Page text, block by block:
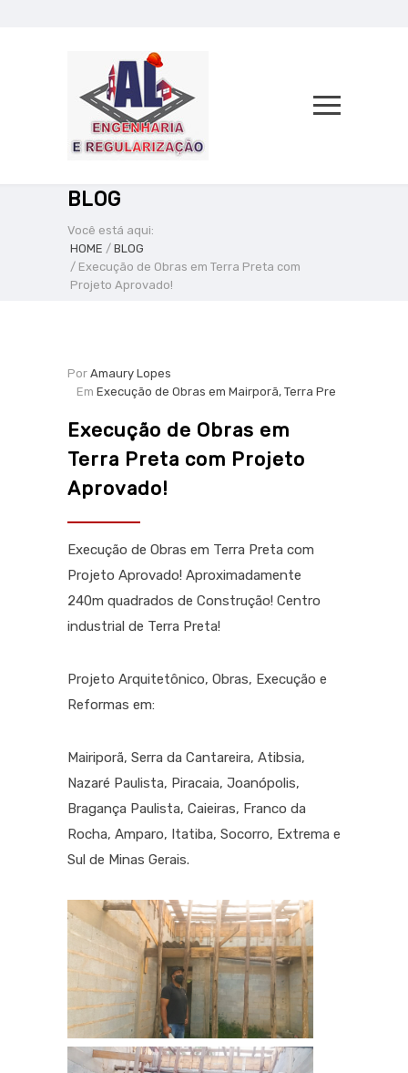
BLOG
Você está aqui:
HOME / BLOG
/ Execução de Obras em Terra Preta com
Projeto Aprovado!
Por Amaury Lopes
Em Execução de Obras em Mairporã, Terra Pre
Execução de Obras em
Terra Preta com Projeto
Aprovado!
Execução de Obras em Terra Preta com
Projeto Aprovado! Aproximadamente
240m quadrados de Construção! Centro
industrial de Terra Preta!
Projeto Arquitetônico, Obras, Execução e
Reformas em:
Mairiporã, Serra da Cantareira, Atibsia,
Nazaré Paulista, Piracaia, Joanópolis,
Bragança Paulista, Caieiras, Franco da
Rocha, Amparo, Itatiba, Socorro, Extrema e
Sul de Minas Gerais.